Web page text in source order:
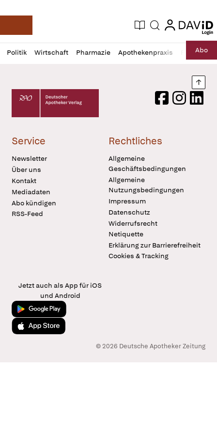
Deutsche Apotheker Zeitung
Aktuelle Ausgabe
Suche login
login
Politik Wirtschaft Pharmazie Apothekenpraxis RechtAbo
Profil
öffnen
Daz
Pur
Deutscher Apotheker Verlag Logo
FacebookInstagram
Service
Newsletter
Über uns
Kontakt
Mediadaten
Abo kündigen
RSS-Feed
Rechtliches
Allgemeine
Geschäftsbedingungen
Allgemeine
Nutzungsbedingungen
Impressum
Datenschutz
Widerrufsrecht
Netiquette
Erklärung zur Barrierefreiheit
Cookies & Tracking
Jetzt auch als App für iOS
und Android
Jetzt bei Google Play
Laden im App Store
© 2026 Deutsche Apotheker Zeitung